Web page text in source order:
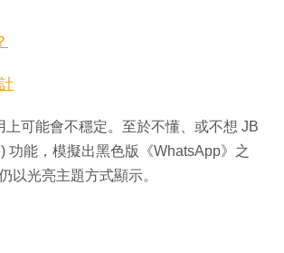
上可能會不穩定。至於不懂、或不想 JB
功能，模擬出黑色版《WhatsApp》之
以光亮主題方式顯示。